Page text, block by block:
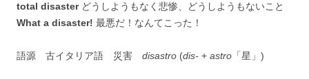
total disasterどうしようもなく悲惨、どうしようもないこと
What a disaster! 最悪だ！なんてこった！
語源 古イタリア語 災害 disastro (dis- + astro 「星」)